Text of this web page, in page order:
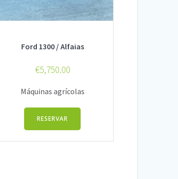
Ford 1300 / Alfaias
€5,750.00
Máquinas agrícolas
RESERVAR